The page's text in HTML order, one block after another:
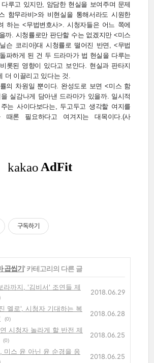
루고 있지만, 암담한 현실을 보여주며 문제
함무라비>와 비현실을 통해서라도 시원한
하는 <무법변호사>. 시청자들은 어느 쪽에
까. 시청률로만 판단할 수는 없겠지만 <미스
슨 코리아)대 시청률로 떨어진 반면, <무법
파하게 된 건 두 드라마가 법 현실을 다루는
롯된 영향이 있다고 보인다. 현실과 판타지
더 이끌리고 있다는 것.
의 차원일 뿐이다. 완성도로 보면 <미스 함
실감나게 담아낸 드라마가 있을까. 일시적
는 사이다보다는, 두고두고 생각할 여지를
때론 필요하다고 여겨지는 대목이다.(사
구독하기
곱씹기' 카테고리의 다른 글
라까지, '김비서' 조연들 제
2018.06.29
멜로', 시청자 기대하는 복
(0)
2018.06.28
시청자 놀라게 할 반전 제
(0)
2018.06.25
미스 윤 아닌 윤 순경을 응
2018.06.25